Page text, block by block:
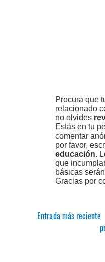
Procura que
relacionado
no olvides
Estás en tu
comentar
por favor,
educación.
que
básicas
Gracias por
Entrada más reciente